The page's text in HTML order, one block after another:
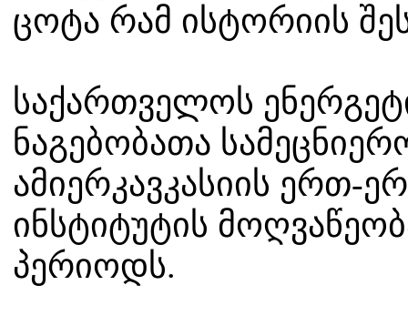
ცოტა რამ ისტორიის
საქართველოს
ნაგებობათა
ამიერკავკასიის ერთ-
ინსტიტუტის
პერიოდს.